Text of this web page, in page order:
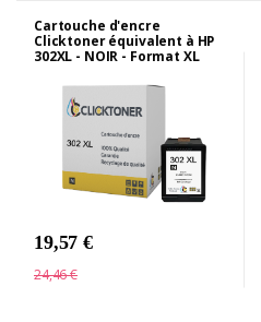
Cartouche d'encre
Clicktoner équivalent à HP
302XL - NOIR - Format XL
19,57 €
24,46 €